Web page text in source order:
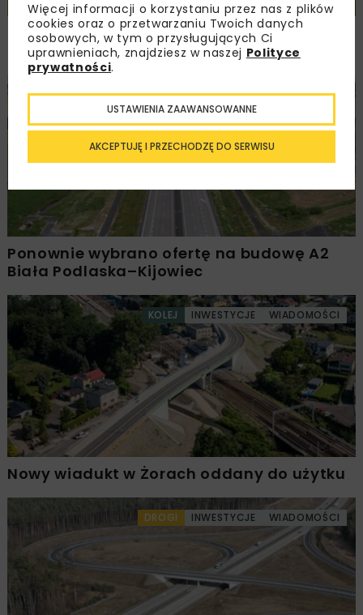
Remont nawierzchni na węzłach A4.
Przetarg obejmuje pięć węzłów
DROGI INWESTYCJE WIADOMOŚCI
Ponownie wybrano ofertę na budowę A2
Biała Podlaska–Kijowiec
KOLEJ INWESTYCJE WIADOMOŚCI
Nowy wiadukt w Żorach oddany do użytku
DROGI INWESTYCJE WIADOMOŚCI
Więcej informacji o korzystaniu przez nas z plików
cookies oraz o przetwarzaniu Twoich danych
osobowych, w tym o przysługujących Ci
uprawnieniach, znajdziesz w naszej Polityce
prywatności.
AKCEPTUJĘ I PRZECHODZĘ DO SERWISU
USTAWIENIA ZAAWANSOWANNE